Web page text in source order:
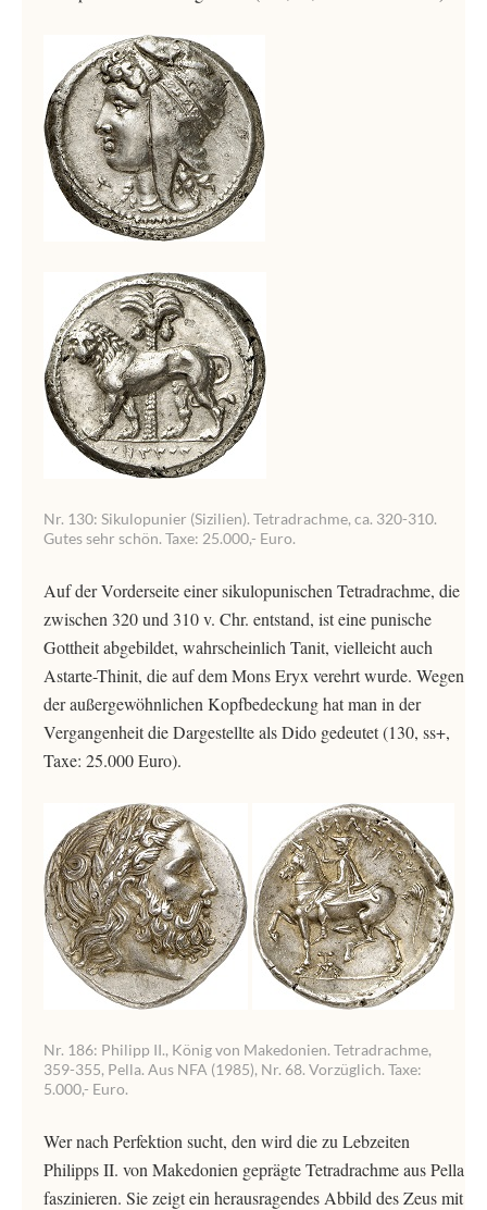
Nr. 130: Sikulopunier (Sizilien). Tetradrachme, ca. 320-310.
Gutes sehr schön. Taxe: 25.000,- Euro.
Auf der Vorderseite einer sikulopunischen Tetradrachme, die
zwischen 320 und 310 v. Chr. entstand, ist eine punische
Gottheit abgebildet, wahrscheinlich Tanit, vielleicht auch
Astarte-Thinit, die auf dem Mons Eryx verehrt wurde. Wegen
der außergewöhnlichen Kopfbedeckung hat man in der
Vergangenheit die Dargestellte als Dido gedeutet (130, ss+,
Taxe: 25.000 Euro).
Nr. 186: Philipp II., König von Makedonien. Tetradrachme,
359-355, Pella. Aus NFA (1985), Nr. 68. Vorzüglich. Taxe:
5.000,- Euro.
Wer nach Perfektion sucht, den wird die zu Lebzeiten
Philipps II. von Makedonien geprägte Tetradrachme aus Pella
faszinieren. Sie zeigt ein herausragendes Abbild des Zeus mit